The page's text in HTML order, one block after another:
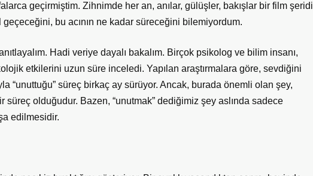
geçirmiştim. Zihnimde her an, anılar, gülüşler, bakışlar bir film şeridi
geçeceğini, bu acının ne kadar süreceğini bilemiyordum.
Hadi veriye dayalı bakalım. Birçok psikolog ve bilim insanı,
etkilerini uzun süre inceledi. Yapılan araştırmalara göre, sevdiğini
“unuttuğu” süreç birkaç ay sürüyor. Ancak, burada önemli olan şey,
olduğudur. Bazen, “unutmak” dediğimiz şey aslında sadece
edilmesidir.